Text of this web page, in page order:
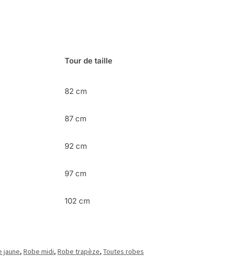
Tour de taille
82 cm
87 cm
92 cm
97 cm
102 cm
jaune, Robe midi, Robe trapèze, Toutes robes